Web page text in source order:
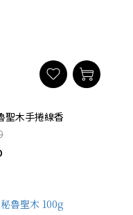
聖木手捲線香